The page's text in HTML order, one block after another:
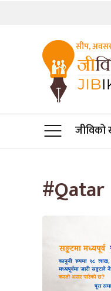
JIBIKO.COM
तपाईंको जीविकाको
सीप,
#Qatar